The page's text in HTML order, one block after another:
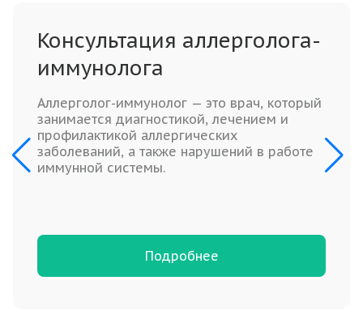
Консультация аллерголога-
иммунолога
Аллерголог-иммунолог — это врач, который
занимается диагностикой, лечением и
профилактикой аллергических
заболеваний, а также нарушений в работе
иммунной системы.
Подробнее